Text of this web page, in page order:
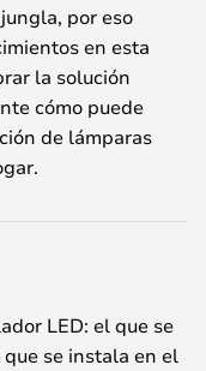
por eso
en esta
la solución
cómo puede
de lámparas
LED: el que se
se instala en el